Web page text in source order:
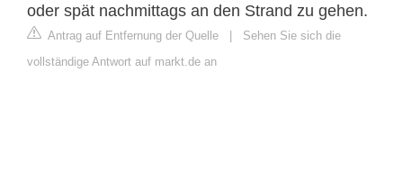
oder spät nachmittags an den Strand zu gehen.
Antrag auf Entfernung der Quelle | Sehen Sie sich die
vollständige Antwort auf markt.de an